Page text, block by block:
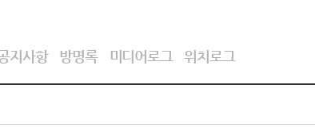
지사항 방명록 미디어로그 위치로그